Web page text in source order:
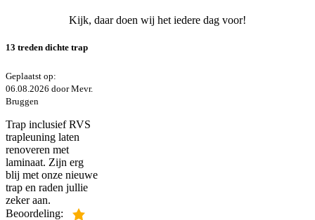
Kijk, daar doen wij het iedere dag voor!
13 treden dichte trap
Geplaatst op:
06.08.2026 door Mevr.
Bruggen
Trap inclusief RVS
trapleuning laten
renoveren met
laminaat. Zijn erg
blij met onze nieuwe
trap en raden jullie
zeker aan.
Beoordeling: